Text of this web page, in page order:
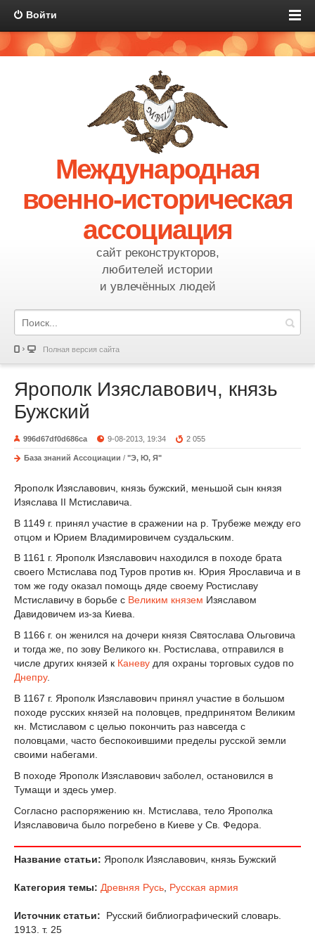
Войти
Международная
военно-историческая
ассоциация
сайт реконструкторов,
любителей истории
и увлечённых людей
Полная версия сайта
Ярополк Изяславович, князь
Бужский
996d67df0d686ca 9-08-2013, 19:34 2 055
База знаний Ассоциации / "Э, Ю, Я"
Ярополк Изяславович, князь бужский, меньшой сын князя
Изяслава II Мстиславича.
В 1149 г. принял участие в сражении на р. Трубеже между его
отцом и Юрием Владимировичем суздальским.
В 1161 г. Ярополк Изяславович находился в походе брата
своего Мстислава под Туров против кн. Юрия Ярославича и в
том же году оказал помощь дяде своему Ростиславу
Мстиславичу в борьбе с Великим князем Изяславом
Давидовичем из-за Киева.
В 1166 г. он женился на дочери князя Святослава Ольговича
и тогда же, по зову Великого кн. Ростислава, отправился в
числе других князей к Каневу для охраны торговых судов по
Днепру.
В 1167 г. Ярополк Изяславович принял участие в большом
походе русских князей на половцев, предпринятом Великим
кн. Мстиславом с целью покончить раз навсегда с
половцами, часто беспокоившими пределы русской земли
своими набегами.
В походе Ярополк Изяславович заболел, остановился в
Тумащи и здесь умер.
Согласно распоряжению кн. Мстислава, тело Ярополка
Изяславовича было погребено в Киеве у Св. Федора.
Название статьи: Ярополк Изяславович, князь Бужский
Категория темы: Древняя Русь Русская армия
Источник статьи:
Русский библиографический словарь.
1913. т. 25